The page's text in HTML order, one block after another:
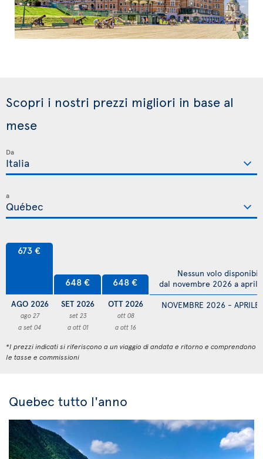
Scopri i nostri prezzi migliori in base al
mese
Da
a
673 €
AGO 2026
ago 27
a set 04
648 €
SET 2026
set 23
a ott 01
648 €
OTT 2026
ott 08
a ott 16
NOVEMBRE 2026 -
Nessun volo
dal novembre 2026 a
*I prezzi indicati si riferiscono a un viaggio di andata e ritorno e comprendono
le tasse e commissioni
Quebec tutto l'anno